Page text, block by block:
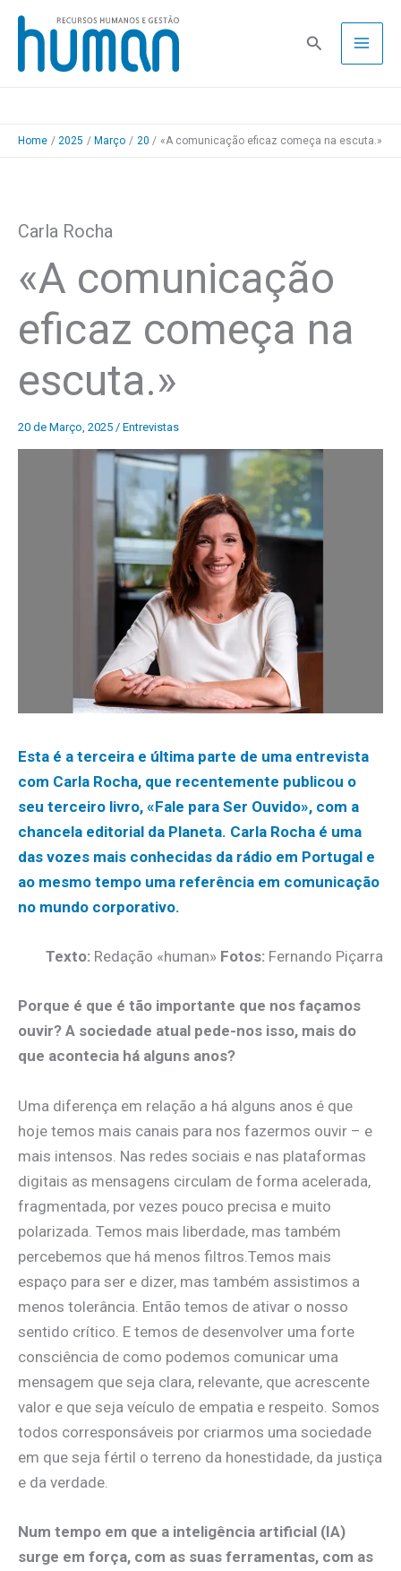
Skip
content
Pesquisa
Home 2025 Março 20 «A comunicação eficaz começa na escuta.»
Carla Rocha
«A comunicação
eficaz começa na
escuta.»
20 de Março, 2025 / Entrevistas
Esta é a terceira e última parte de uma entrevista
com Carla Rocha, que recentemente publicou o
seu terceiro livro, «Fale para Ser Ouvido», com a
chancela editorial da Planeta. Carla Rocha é uma
das vozes mais conhecidas da rádio em Portugal e
ao mesmo tempo uma referência em comunicação
no mundo corporativo.
Texto: Redação «human» Fotos: Fernando Piçarra
Porque é que é tão importante que nos façamos
ouvir? A sociedade atual pede-nos isso, mais do
que acontecia há alguns anos?
Uma diferença em relação a há alguns anos é que
hoje temos mais canais para nos fazermos ouvir – e
mais intensos. Nas redes sociais e nas plataformas
digitais as mensagens circulam de forma acelerada,
fragmentada, por vezes pouco precisa e muito
polarizada. Temos mais liberdade, mas também
percebemos que há menos filtros.Temos mais
espaço para ser e dizer, mas também assistimos a
menos tolerância. Então temos de ativar o nosso
sentido crítico. E temos de desenvolver uma forte
consciência de como podemos comunicar uma
mensagem que seja clara, relevante, que acrescente
valor e que seja veículo de empatia e respeito. Somos
todos corresponsáveis por criarmos uma sociedade
em que seja fértil o terreno da honestidade, da justiça
e da verdade.
Num tempo em que a inteligência artificial (IA)
surge em força, com as suas ferramentas, com as